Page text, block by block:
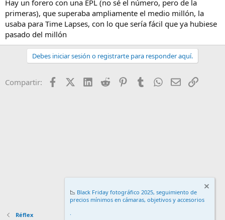
Hay un forero con una EPL (no sé el número, pero de la
primeras), que superaba ampliamente el medio millón, la
usaba para Time Lapses, con lo que sería fácil que ya hubiese
pasado del millón
Debes iniciar sesión o registrarte para responder aquí.
Compartir: FacebookX (Twitter)
LinkedIn
Reddit PinterestTumblr WhatsApp
EmailEnlace
Réflex
📉 Black Friday fotográfico 2025, seguimiento de
precios mínimos en cámaras, objetivos y accesorios
.